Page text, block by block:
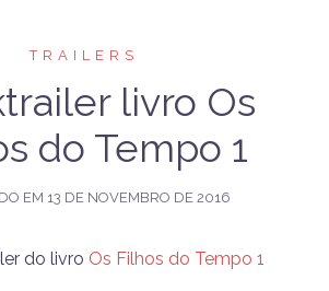
TRAILERS
livro Os
do Tempo 1
EM 13 DE NOVEMBRO DE 2016
do livro Os Filhos do Tempo 1